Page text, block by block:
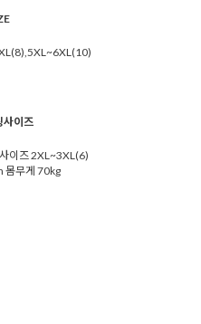
사이즈
이즈 2XL~3XL(6)
몸무게 70kg